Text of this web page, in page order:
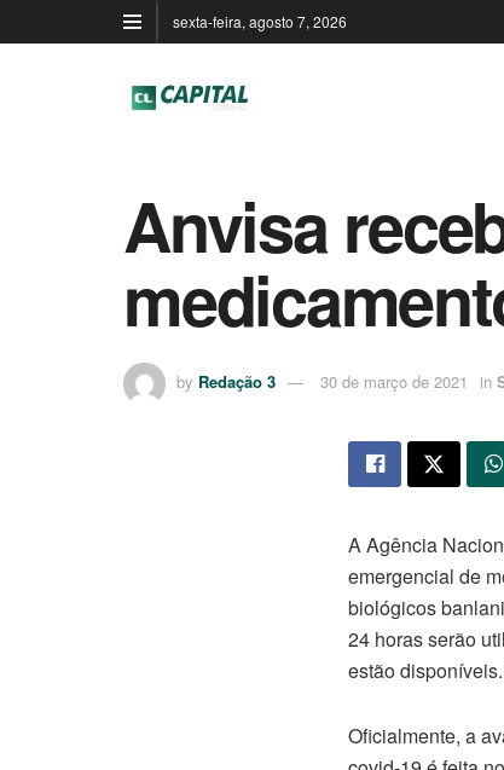
sexta-feira, agosto 7, 2026
Anvisa
by Redação 3 30 de março de 2021 in
A Agência
emergencial de
biológicos
24 horas serão
estão
Oficialmente, a